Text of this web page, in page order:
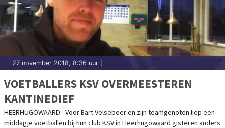
27 november 2018, 8:36 uur
VOETBALLERS KSV OVERMEESTEREN
KANTINEDIEF
HEERHUGOWAARD - Voor Bart Velseboer en zijn teamgenoten liep een
middagje voetballen bij hun club KSV in Heerhugowaard gisteren anders